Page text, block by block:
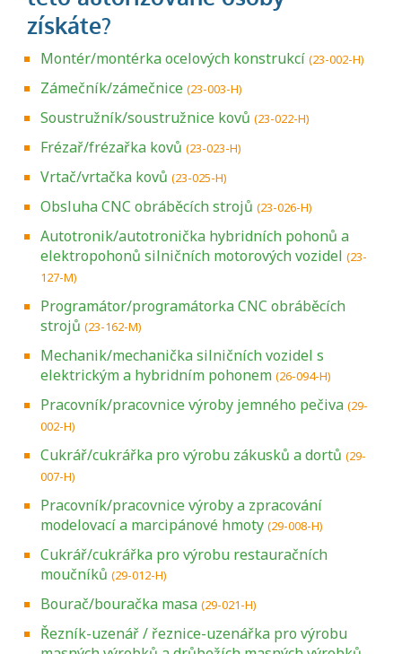
Montér/montérka ocelových konstrukcí (23-002-H)
Zámečník/zámečnice (23-003-H)
Soustružník/soustružnice kovů (23-022-H)
Frézař/frézařka kovů (23-023-H)
Vrtač/vrtačka kovů (23-025-H)
Obsluha CNC obráběcích strojů (23-026-H)
Autotronik/autotronička hybridních pohonů a
elektropohonů silničních motorových vozidel (23-
127-M)
Programátor/programátorka CNC obráběcích
strojů (23-162-M)
Mechanik/mechanička silničních vozidel s
elektrickým a hybridním pohonem (26-094-H)
Pracovník/pracovnice výroby jemného pečiva (29-
002-H)
Cukrář/cukrářka pro výrobu zákusků a dortů (29-
007-H)
Pracovník/pracovnice výroby a zpracování
modelovací a marcipánové hmoty (29-008-H)
Cukrář/cukrářka pro výrobu restauračních
moučníků (29-012-H)
Bourač/bouračka masa (29-021-H)
Řezník-uzenář / řeznice-uzenářka pro výrobu